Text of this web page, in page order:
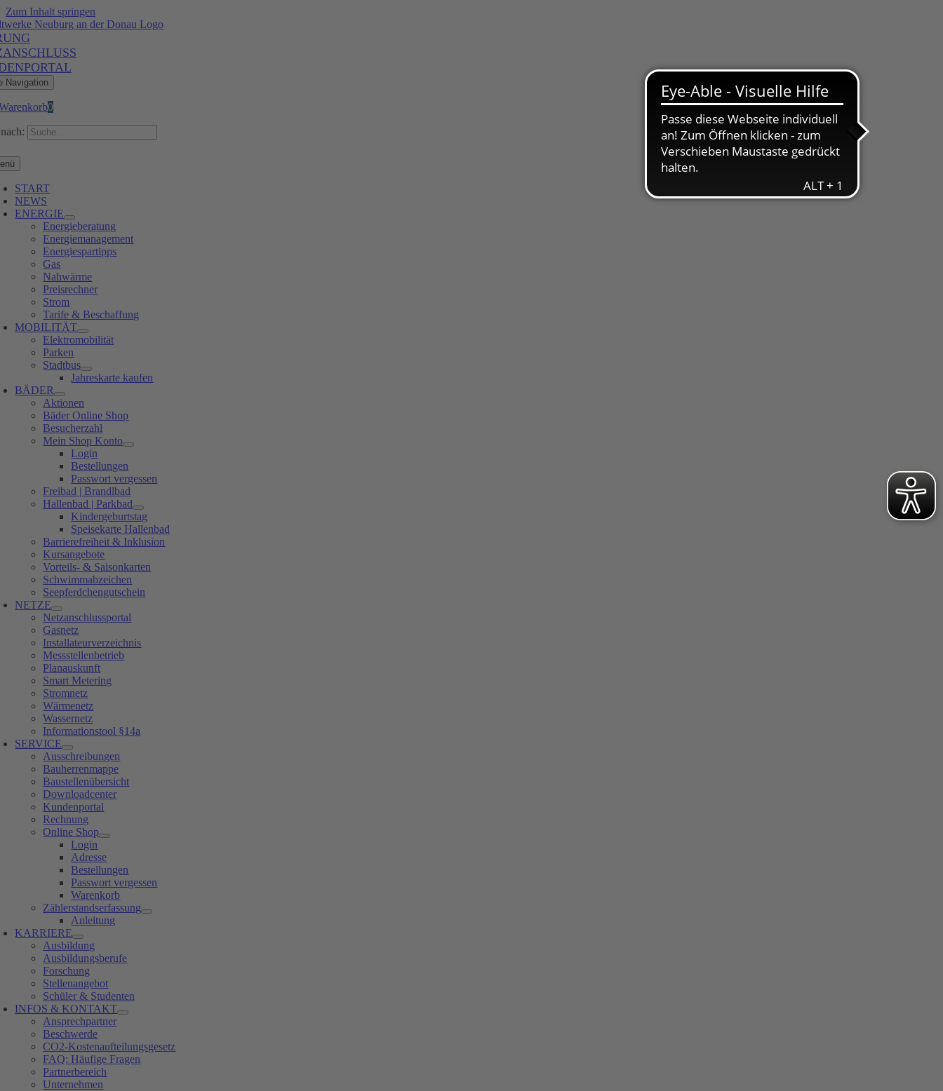
Zum Inhalt springen
Navigation
0
START
NEWS
ENERGIE
Energieberatung
Energiemanagement
Energiespartipps
Gas
Nahwärme
Preisrechner
Strom
Tarife & Beschaffung
MOBILITÄT
Elektromobilität
Parken
Stadtbus
Jahreskarte kaufen
BÄDER
Aktionen
Bäder Online Shop
Besucherzahl
Mein Shop Konto
Login
Bestellungen
Passwort vergessen
Freibad | Brandlbad
Hallenbad | Parkbad
Kindergeburtstag
Speisekarte Hallenbad
Barrierefreiheit & Inklusion
Kursangebote
Vorteils- & Saisonkarten
Schwimmabzeichen
Seepferdchengutschein
NETZE
Netzanschlussportal
Gasnetz
Installateurverzeichnis
Messstellenbetrieb
Planauskunft
Smart Metering
Stromnetz
Wärmenetz
Wassernetz
Informationstool §14a
SERVICE
Ausschreibungen
Bauherrenmappe
Baustellenübersicht
Downloadcenter
Kundenportal
Rechnung
Online Shop
Login
Adresse
Bestellungen
Passwort vergessen
Warenkorb
Zählerstandserfassung
Anleitung
KARRIERE
Ausbildung
Ausbildungsberufe
Forschung
Stellenangebot
Schüler & Studenten
INFOS & KONTAKT
Ansprechpartner
Beschwerde
CO2-Kostenaufteilungsgesetz
FAQ: Häufige Fragen
Partnerbereich
Unternehmen